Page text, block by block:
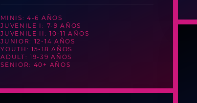
MINIS: 4-6 AÑOS
JUVENILE I: 7-9 AÑOS
JUVENILE II: 10-11 AÑOS
JUNIOR: 12-14 AÑOS
YOUTH: 15-18 AÑOS
ADULT: 19-39 AÑOS
SENIOR: 40+ AÑOS